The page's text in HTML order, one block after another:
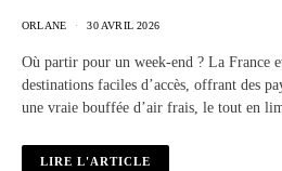
ORLANE 30 AVRIL 2026
Où partir pour un week-end ? La France
destinations faciles d’accès, offrant des
une vraie bouffée d’air frais, le tout en
LIRE L'ARTICLE